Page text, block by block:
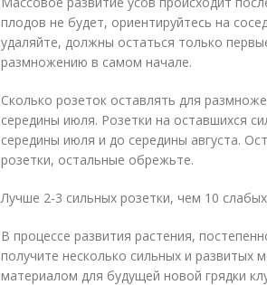
плодов не будет, ориентируйтесь на
удаляйте, должны остаться только
размножению в самом начале.
Сколько розеток оставлять для
середины июля. Розетки на оставшихся
середины июля и до середины августа.
розетки, остальные обрежьте.
Лучше 2-3 сильных розетки, чем 10
В процессе развития растения,
получите несколько сильных и развитых
материалом для будущей новой грядки